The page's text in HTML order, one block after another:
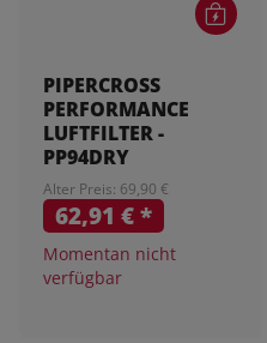
PIPERCROSS
PERFORMANCE
LUFTFILTER -
PP94DRY
Alter Preis: 69,90 €
62,91 €*
Momentan nicht
verfügbar